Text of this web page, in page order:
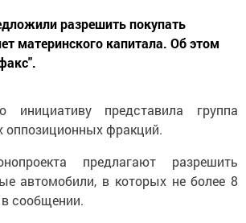
разрешить покупать
материнского капитала. Об этом
инициативу представила группа
оппозиционных фракций.
предлагают разрешить
автомобили, в которых не более 8
в сообщении.